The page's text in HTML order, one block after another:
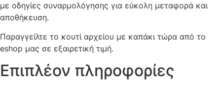
με οδηγίες συναρμολόγησης για εύκολη μεταφορά και
αποθήκευση.
Παραγγείλτε το κουτί αρχείου με καπάκι τώρα από το
eshop μας σε εξαιρετική τιμή.
Επιπλέον πληροφορίες